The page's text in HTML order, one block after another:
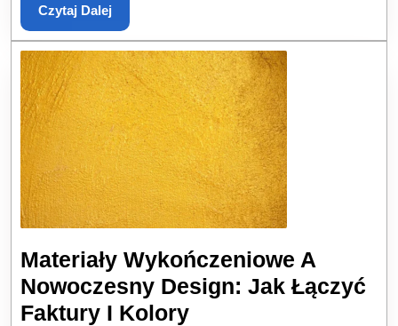
Użytkowaniu
Czytaj DalejCzytaj
Dalej
Materiały Wykończeniowe A
Nowoczesny Design: Jak Łączyć
Faktury I KoloryMateriały